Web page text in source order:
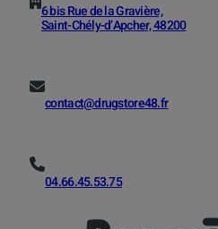
6 bis Rue de la Gravière,
Saint-Chély-d’Apcher, 48200
contact@drugstore48.fr
04.66.45.53.75